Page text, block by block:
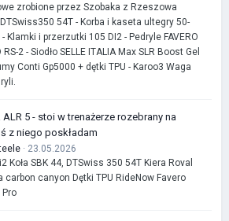
zrobione przez Szobaka z Rzeszowa
54T - Korba i kaseta ultegry 50-
Klamki i przerzutki 105 DI2 - Pedryle FAVERO
2 - Siodło SELLE ITALIA Max SLR Boost Gel
Conti Gp5000 + dętki TPU - Karoo3 Waga
ALR 5 - stoi w trenażerze rozebrany na
z niego poskładam
· 23.05.2026
Koła SBK 44, DTSwiss 350 54T Kiera Roval
carbon canyon Dętki TPU RideNow Favero